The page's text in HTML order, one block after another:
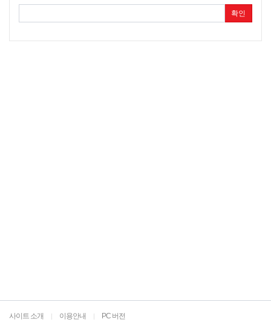
확인
사이트 소개 | 이용안내 | PC 버전